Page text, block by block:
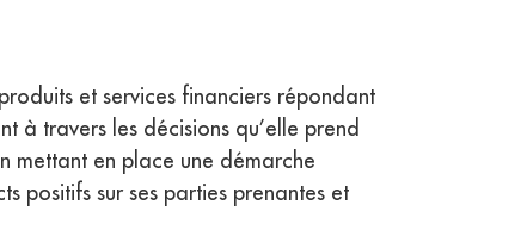
et services financiers répondant
à travers les décisions qu’elle prend
mettant en place une démarche
positifs sur ses parties prenantes et